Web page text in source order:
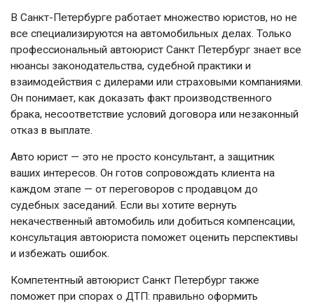
В Санкт-Петербурге работает множество юристов, но не
все специализируются на автомобильных делах. Только
профессиональный автоюрист Санкт Петербург знает все
нюансы законодательства, судебной практики и
взаимодействия с дилерами или страховыми компаниями.
Он понимает, как доказать факт производственного
брака, несоответствие условий договора или незаконный
отказ в выплате.
Авто юрист — это не просто консультант, а защитник
ваших интересов. Он готов сопровождать клиента на
каждом этапе — от переговоров с продавцом до
судебных заседаний. Если вы хотите вернуть
некачественный автомобиль или добиться компенсации,
консультация автоюриста поможет оценить перспективы
и избежать ошибок.
Компетентный автоюрист Санкт Петербург также
поможет при спорах о ДТП: правильно оформить